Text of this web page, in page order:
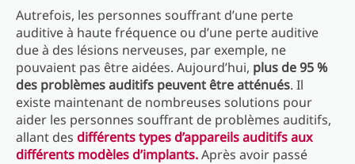
Autrefois, les personnes souffrant d’une perte
auditive à haute fréquence ou d’une perte auditive
due à des lésions nerveuses, par exemple, ne
pouvaient pas être aidées. Aujourd’hui, plus de 95 %
des problèmes auditifs peuvent être atténués. Il
existe maintenant de nombreuses solutions pour
aider les personnes souffrant de problèmes auditifs,
allant des différents types d’appareils auditifs aux
différents modèles d’implants.Après avoir passé